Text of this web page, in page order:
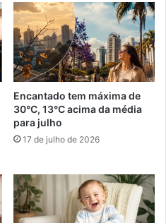
Encantado tem máxima de
30°C, 13°C acima da média
para julho
17 de julho de 2026